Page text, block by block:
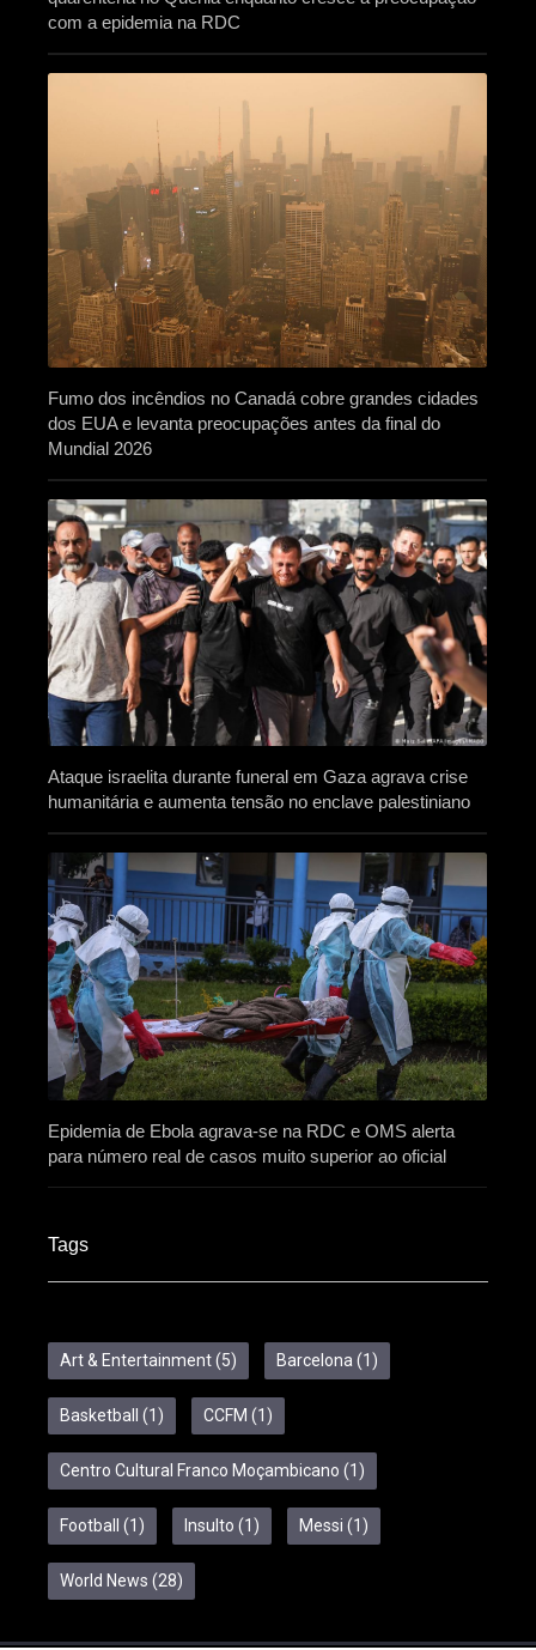
com a epidemia na RDC
Fumo dos incêndios no Canadá cobre grandes cidades
dos EUA e levanta preocupações antes da final do
Mundial 2026
Ataque israelita durante funeral em Gaza agrava crise
humanitária e aumenta tensão no enclave palestiniano
Epidemia de Ebola agrava-se na RDC e OMS alerta
para número real de casos muito superior ao oficial
Tags
Art & Entertainment(5) Barcelona (1)
Basketball (1) CCFM (1)
Centro Cultural Franco Moçambicano (1)
Football (1) Insulto (1) Messi (1)
World News (28)